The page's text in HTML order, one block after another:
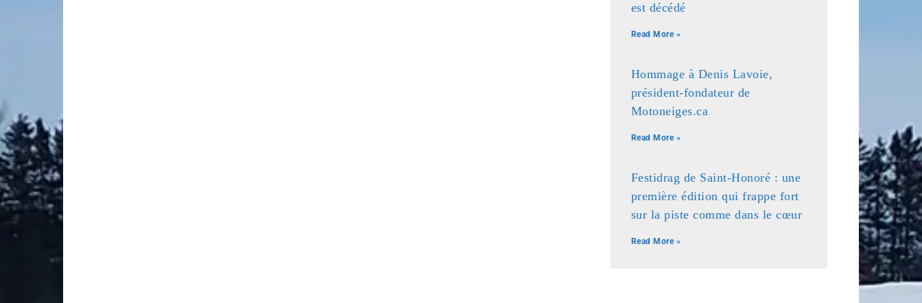
est décédé
Read More »
Hommage à Denis Lavoie,
président-fondateur de
Motoneiges.ca
Read More »
Festidrag de Saint-Honoré : une
première édition qui frappe fort
sur la piste comme dans le cœur
Read More »